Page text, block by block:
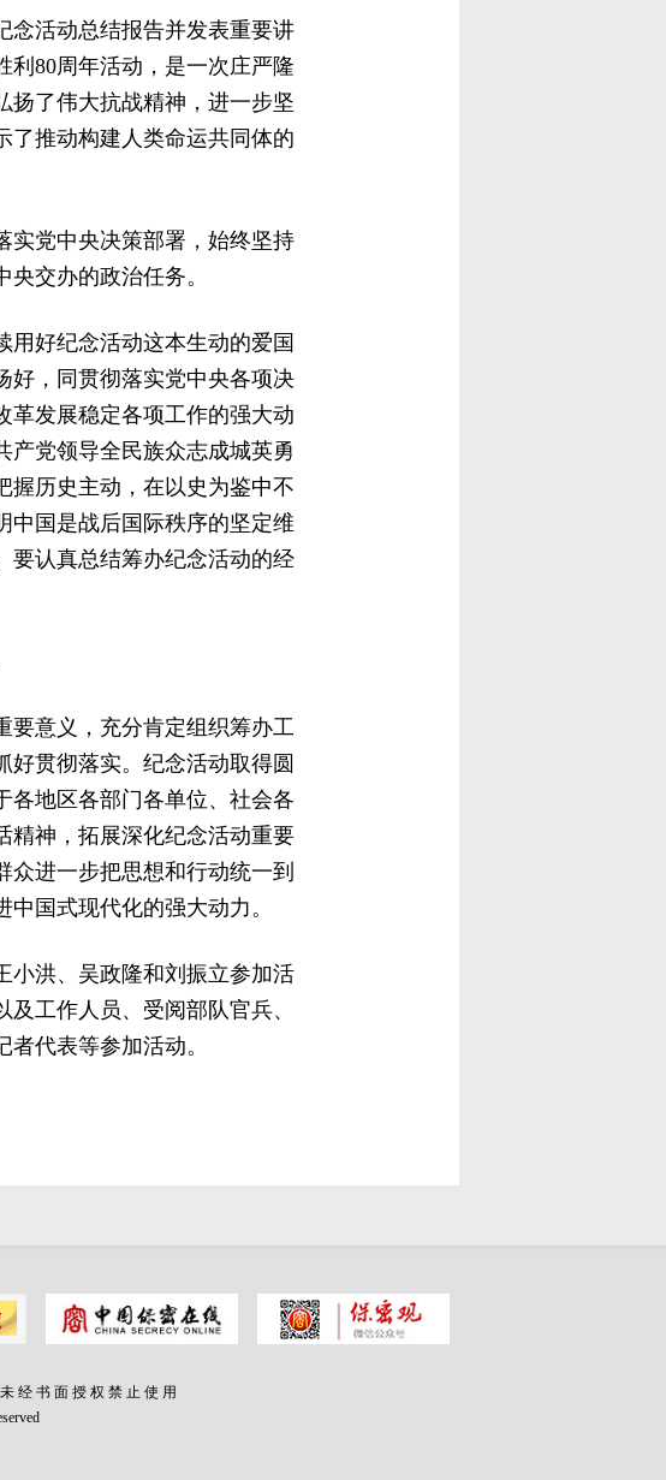
念活动总结报告并发表重要讲
利80周年活动，是一次庄严隆
扬了伟大抗战精神，进一步坚
了推动构建人类命运共同体的
实党中央决策部署，始终坚持
交办的政治任务。
用好纪念活动这本生动的爱国
好，同贯彻落实党中央各项决
革发展稳定各项工作的强大动
产党领导全民族众志成城英勇
握历史主动，在以史为鉴中不
中国是战后国际秩序的坚定维
要认真总结筹办纪念活动的经
要意义，充分肯定组织筹办工
贯彻落实。纪念活动取得圆
各地区各部门各单位、社会各
精神，拓展深化纪念活动重要
进一步把思想和行动统一到
国式现代化的强大动力。
小洪、吴政隆和刘振立参加活
工作人员、受阅部队官兵、
代表等参加活动。
经 书 面 授 权 禁 止 使 用